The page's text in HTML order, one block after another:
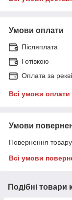
Умови оплати
Післяплата
Готівкою
Оплата за
Всі умови оплати
Умови
Повернення
Всі умови
Подібні товари